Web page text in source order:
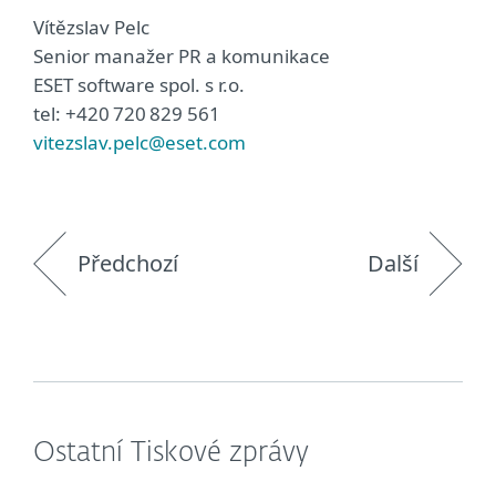
Vítězslav Pelc
Senior manažer PR a komunikace
ESET software spol. s r.o.
tel: +420 720 829 561
vitezslav.pelc@eset.com
Předchozí Další
Ostatní Tiskové zprávy